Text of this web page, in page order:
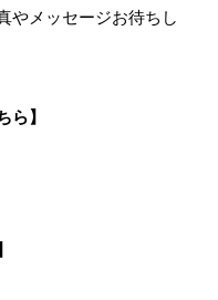
やメッセージお待ちし
ら】